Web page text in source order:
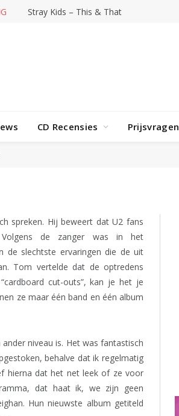
Stray Kids – This & That
CD Recensies Prijsvragen
spreken. Hij beweert dat U2 fans
Volgens de zanger was in het
de slechtste ervaringen die de uit
Tom vertelde dat de optredens
cut-outs”, kan je het je
ze maar één band en één album
niveau is. Het was fantastisch
behalve dat ik regelmatig
hierna dat het net leek of ze voor
dat haat ik, we zijn geen
Hun nieuwste album getiteld